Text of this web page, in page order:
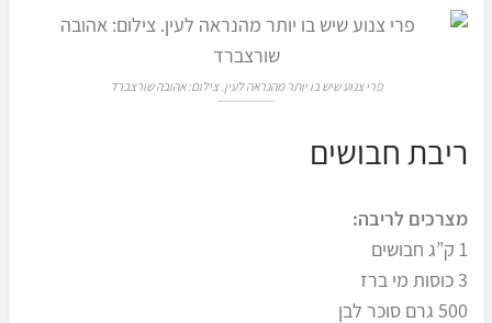
פרי צנוע שיש בו יותר מהנראה לעין. צילום: אהובה שורצברד
ריבת חבושים
מצרכים לריבה:
1 ק”ג חבושים
3 כוסות מי ברז
500 גרם סוכר לבן